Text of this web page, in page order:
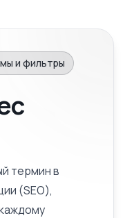
и фильтры
термин в
(SEO),